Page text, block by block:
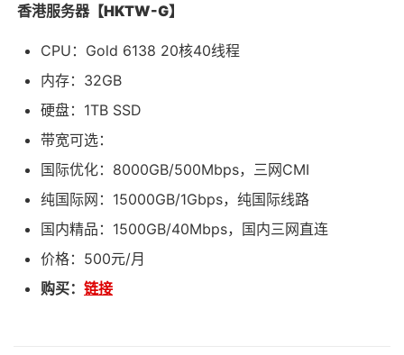
香港服务器【HKTW-G】
CPU：Gold 6138 20核40线程
内存：32GB
硬盘：1TB SSD
带宽可选：
国际优化：8000GB/500Mbps，三网CMI
纯国际网：15000GB/1Gbps，纯国际线路
国内精品：1500GB/40Mbps，国内三网直连
价格：500元/月
购买： 链接